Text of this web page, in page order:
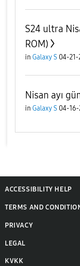
S24 ultra
ROM)
in Galaxy S 04-21-
Nisan ayı
in Galaxy S 04-16-
ACCESSIBILITY HELP
TERMS AND
PRIVACY
LEGAL
KVKK